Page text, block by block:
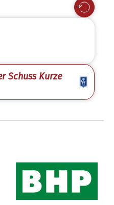
Schuss Kurze